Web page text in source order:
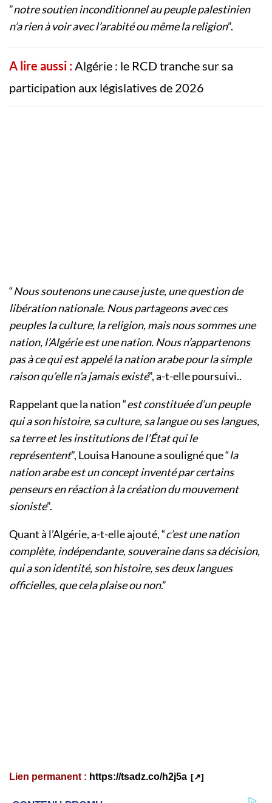
”notre soutien inconditionnel au peuple palestinien
n’a rien à voir avec l’arabité ou même la religion”.
A lire aussi :Algérie : le RCD tranche sur sa
participation aux législatives de 2026
“Nous soutenons une cause juste, une question de
libération nationale. Nous partageons avec ces
peuples la culture, la religion, mais nous sommes une
nation, l’Algérie est une nation. Nous n’appartenons
pas à ce qui est appelé la nation arabe pour la simple
raison qu’elle n’a jamais existé”, a-t-elle poursuivi..
Rappelant que la nation “est constituée d’un peuple
qui a son histoire, sa culture, sa langue ou ses langues,
sa terre et les institutions de l’État qui le
représentent”, Louisa Hanoune a souligné que “la
nation arabe est un concept inventé par certains
penseurs en réaction à la création du mouvement
sioniste”.
Quant à l’Algérie, a-t-elle ajouté, “c’est une nation
complète, indépendante, souveraine dans sa décision,
qui a son identité, son histoire, ses deux langues
officielles, que cela plaise ou non.”
Lien permanent : https://tsadz.co/h2j5a